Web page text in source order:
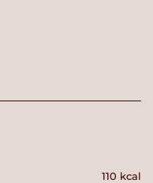
110 kcal